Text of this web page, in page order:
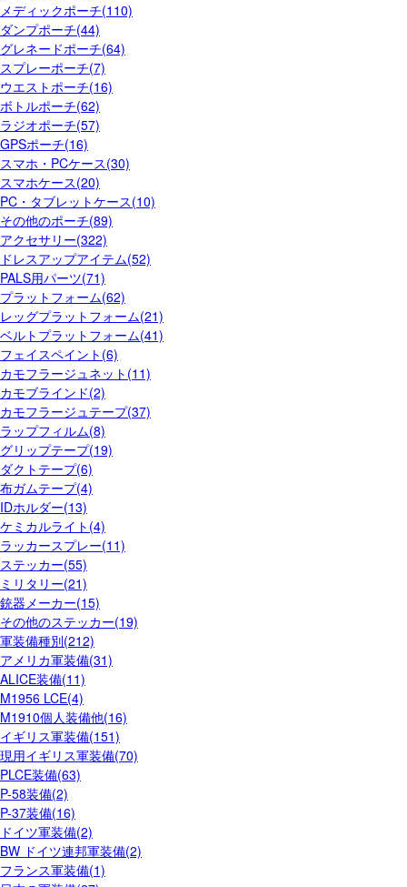
メディックポーチ(110)
ダンプポーチ(44)
グレネードポーチ(64)
スプレーポーチ(7)
ウエストポーチ(16)
ボトルポーチ(62)
ラジオポーチ(57)
GPSポーチ(16)
スマホ・PCケース(30)
スマホケース(20)
PC・タブレットケース(10)
その他のポーチ(89)
アクセサリー(322)
ドレスアップアイテム(52)
PALS用パーツ(71)
プラットフォーム(62)
レッグプラットフォーム(21)
ベルトプラットフォーム(41)
フェイスペイント(6)
カモフラージュネット(11)
カモブラインド(2)
カモフラージュテープ(37)
ラップフィルム(8)
グリップテープ(19)
ダクトテープ(6)
布ガムテープ(4)
IDホルダー(13)
ケミカルライト(4)
ラッカースプレー(11)
ステッカー(55)
ミリタリー(21)
銃器メーカー(15)
その他のステッカー(19)
軍装備種別(212)
アメリカ軍装備(31)
ALICE装備(11)
M1956 LCE(4)
M1910個人装備他(16)
イギリス軍装備(151)
現用イギリス軍装備(70)
PLCE装備(63)
P-58装備(2)
P-37装備(16)
ドイツ軍装備(2)
BW ドイツ連邦軍装備(2)
フランス軍装備(1)